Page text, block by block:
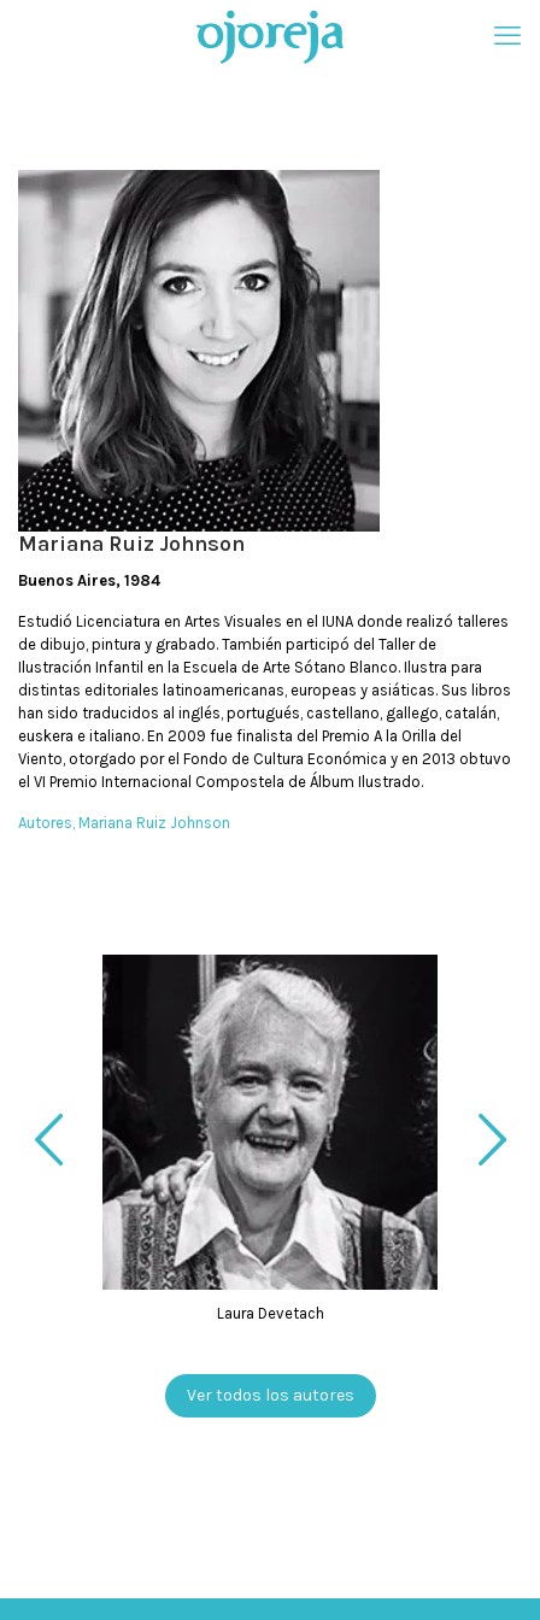
Mariana Ruiz Johnson
Buenos Aires, 1984
Estudió Licenciatura en Artes Visuales en el IUNA donde realizó talleres
de dibujo, pintura y grabado. También participó del Taller de
Ilustración Infantil en la Escuela de Arte Sótano Blanco. Ilustra para
distintas editoriales latinoamericanas, europeas y asiáticas. Sus libros
han sido traducidos al inglés, portugués, castellano, gallego, catalán,
euskera e italiano. En 2009 fue finalista del Premio A la Orilla del
Viento, otorgado por el Fondo de Cultura Económica y en 2013 obtuvo
el VI Premio Internacional Compostela de Álbum Ilustrado.
Autores Mariana Ruiz Johnson
Laura Devetach
Ver todos los autores